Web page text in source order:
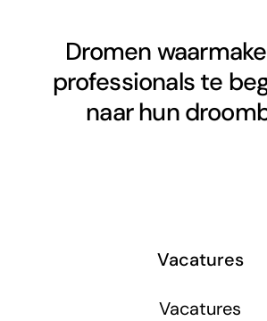
Dromen
professionals te
naar hun
Vacatures
Vacatures